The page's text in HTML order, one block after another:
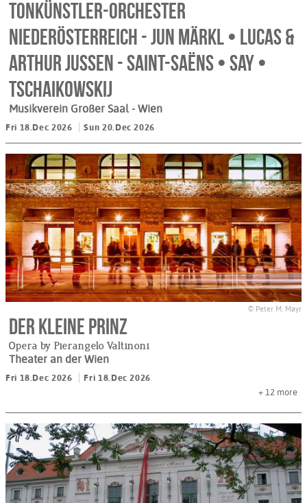
Tonkünstler-Orchester
Niederösterreich - Jun Märkl • Lucas &
Arthur Jussen - Saint-Saëns • Say •
Tschaikowskij
Musikverein Großer Saal - Wien
Fri 18.Dec 2026 Sun 20.Dec 2026
© Peter M. Mayr
Der kleine Prinz
Opera by Pierangelo Valtinoni
Theater an der Wien
Fri 18.Dec 2026
Fri 18.Dec 2026
+ 12 more